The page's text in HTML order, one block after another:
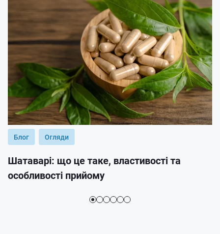
Блог Огляди
Шатаварі: що це таке, властивості та
особливості прийому